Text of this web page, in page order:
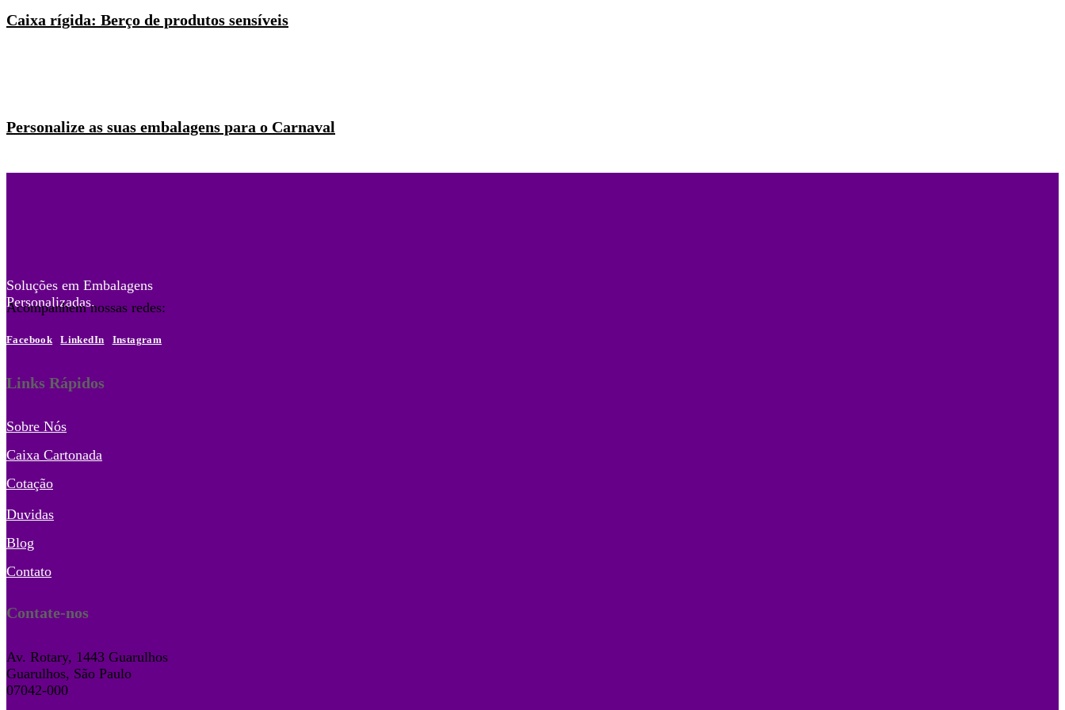
Caixa rígida: Berço de produtos sensíveis
Personalize as suas embalagens para o Carnaval
Soluções em Embalagens
Personalizadas.
Acompanhem nossas redes:
Facebook LinkedIn Instagram
Links Rápidos
Sobre Nós
Caixa Cartonada
Cotação
Duvidas
Blog
Contato
Contate-nos
Av. Rotary, 1443 Guarulhos
Guarulhos, São Paulo
07042-000